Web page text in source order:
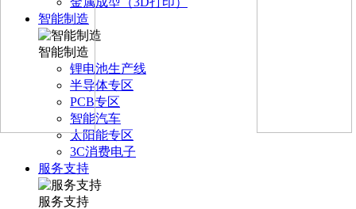
智能制造
智能制造
锂电池生产线
半导体专区
PCB专区
智能汽车
太阳能专区
3C消费电子
服务支持
服务支持